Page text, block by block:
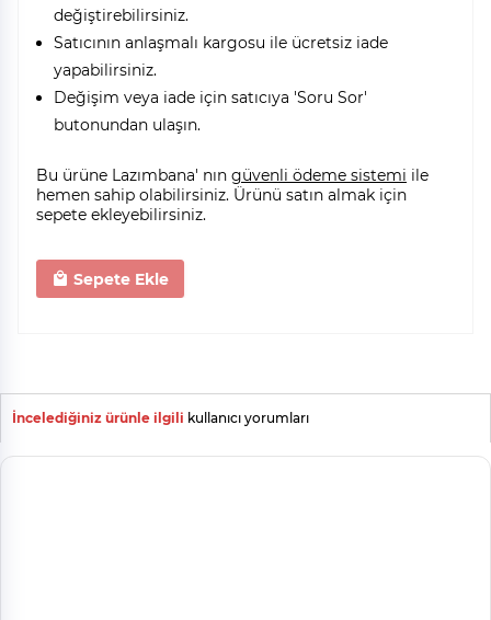
değiştirebilirsiniz.
Satıcının anlaşmalı kargosu ile ücretsiz iade
yapabilirsiniz.
Değişim veya iade için satıcıya 'Soru Sor'
butonundan ulaşın.
Bu ürüne Lazımbana' nın güvenli ödeme sistemi ile
hemen sahip olabilirsiniz. Ürünü satın almak için
sepete ekleyebilirsiniz.
Sepete Ekle
İncelediğiniz ürünle ilgili kullanıcı yorumları